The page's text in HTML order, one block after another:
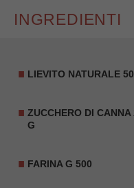
INGREDIENTI
LIEVITO NATURALE
ZUCCHERO DI CANNA
G
FARINA G 500